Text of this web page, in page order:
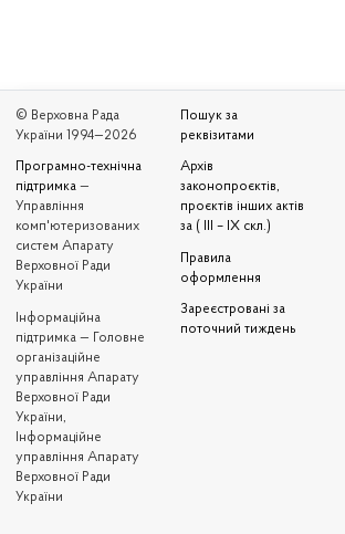
© Верховна Рада
України 1994—2026
Програмно-технічна
підтримка —
Управління
комп'ютеризованих
систем Апарату
Верховної Ради
України
Iнформаційна
підтримка — Головне
організаційне
управління Апарату
Верховної Ради
України,
Інформаційне
управління Апарату
Верховної Ради
України
Пошук за
реквізитами
Архів
законопроєктів,
проєктів інших актів
за ( III – IX скл.)
Правила
оформлення
Зареєстровані за
поточний тиждень